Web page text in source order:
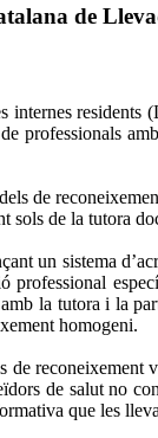
de
internes
professionals
de
sols de la tutora
un sistema
la tutora i la
homogeni.
de
de salut no
que les